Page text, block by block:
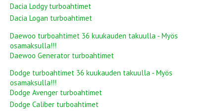
Dacia Lodgy turboahtimet
Dacia Logan turboahtimet
Daewoo turboahtimet 36 kuukauden takuulla - Myös
osamaksulla!!!
Daewoo Generator turboahtimet
Dodge turboahtimet 36 kuukauden takuulla - Myös
osamaksulla!!!
Dodge Avenger turboahtimet
Dodge Caliber turboahtimet